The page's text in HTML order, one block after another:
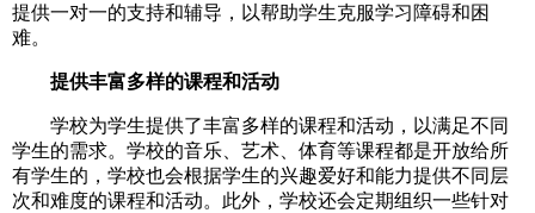
提供一对一的支持和辅导，以帮助学生克服学习障碍和困
难。
提供丰富多样的课程和活动
学校为学生提供了丰富多样的课程和活动，以满足不同
学生的需求。学校的音乐、艺术、体育等课程都是开放给所
有学生的，学校也会根据学生的兴趣爱好和能力提供不同层
次和难度的课程和活动。此外，学校还会定期组织一些针对